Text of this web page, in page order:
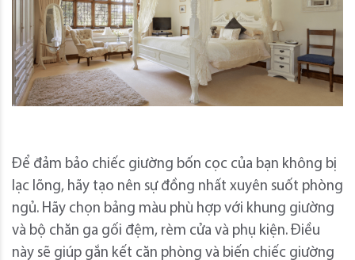
Để đảm bảo chiếc giường bốn cọc của bạn không bị
lạc lõng, hãy tạo nên sự đồng nhất xuyên suốt phòng
ngủ. Hãy chọn bảng màu phù hợp với khung giường
và bộ chăn ga gối đệm, rèm cửa và phụ kiện. Điều
này sẽ giúp gắn kết căn phòng và biến chiếc giường